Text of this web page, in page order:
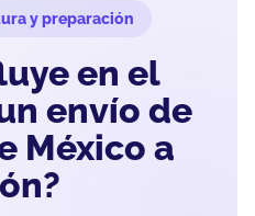
y preparación
en el
envío de
México a